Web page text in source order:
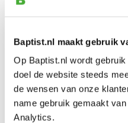
Baptist.nl maakt gebruik
Op Baptist.nl wordt
doel de website steeds
de wensen van onze
name gebruik gemaakt
Analytics.
blokschaaf
€ 74,10
€ 61,24 excl.